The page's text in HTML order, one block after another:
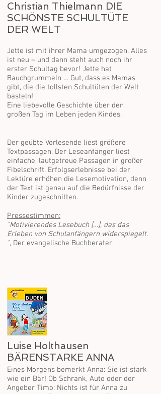
Christian Thielmann DIE
SCHÖNSTE SCHULTÜTE
DER WELT
Jette ist mit ihrer Mama umgezogen. Alles
ist neu – und dann steht auch noch ihr
erster Schultag bevor! Jette hat
Bauchgrummeln … Gut, dass es Mamas
gibt, die die tollsten Schultüten der Welt
basteln!
Eine liebevolle Geschichte über den
großen Tag im Leben jeden Kindes.
Der geübte Vorlesende liest größere
Textpassagen. Der Leseanfänger liest
einfache, lautgetreue Passagen in großer
Fibelschrift. Erfolgserlebnisse bei der
Lektüre erhöhen die Lesemotivation, denn
der Text ist genau auf die Bedürfnisse der
Kinder zugeschnitten.
Pressestimmen:
"Motivierendes Lesebuch […], das das
Erleben von Schulanfängern widerspiegelt.
", Der evangelische Buchberater,
Luise Holthausen
BÄRENSTARKE ANNA
Eines Morgens bemerkt Anna: Sie ist stark
wie ein Bär! Ob Schrank, Auto oder der
Angeber Timo: Nichts ist für Anna zu